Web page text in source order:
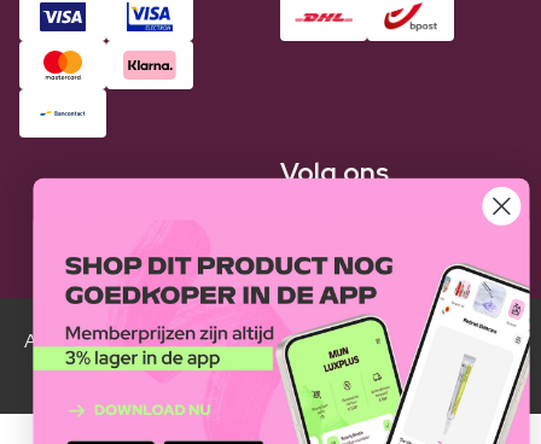
Volg ons
Alle Luxplus ledenprijzen zijn weergegeven in vergelijking
met de normale prijzen.